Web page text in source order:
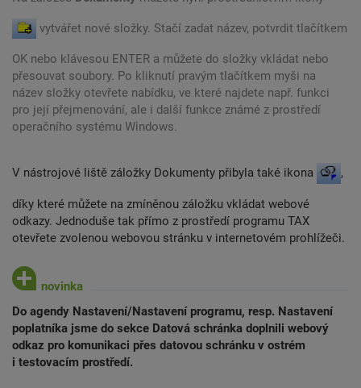
vytvářet nové složky. Stačí zadat název, potvrdit tlačítkem
OK nebo klávesou ENTER a můžete do složky vkládat nebo
přesouvat soubory. Po kliknutí pravým tlačítkem myši na
název složky otevřete nabídku, ve které najdete např. funkci
pro její přejmenování, ale i další funkce známé z prostředí
operačního systému Windows.
V nástrojové liště záložky Dokumenty přibyla také ikona ,
díky které můžete na zmíněnou záložku vkládat webové
odkazy. Jednoduše tak přímo z prostředí programu TAX
otevřete zvolenou webovou stránku v internetovém prohlížeči.
Do agendy Nastavení/Nastavení programu, resp. Nastavení
poplatníka jsme do sekce Datová schránka doplnili webový
odkaz pro komunikaci přes datovou schránku v ostrém
i testovacím prostředí.